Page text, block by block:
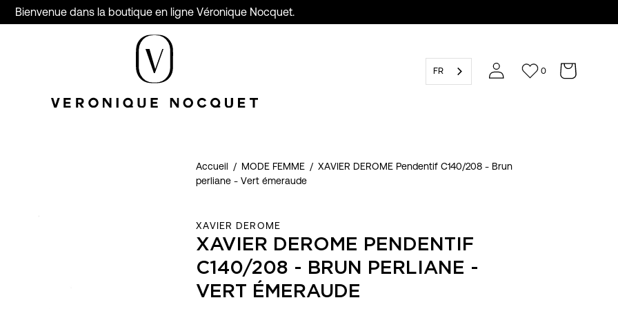
Bienvenue dans la boutique en ligne Véronique Nocquet.
FR 0
Accueil / MODE FEMME / XAVIER DEROME Pendentif C140/208 - Brun
perliane - Vert émeraude
XAVIER DEROME
XAVIER DEROME PENDENTIF
C140/208 - BRUN PERLIANE -
VERT ÉMERAUDE